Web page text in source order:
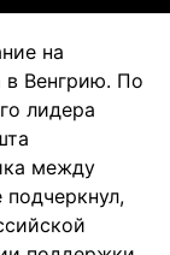
на
в Венгрию. По
лидера
между